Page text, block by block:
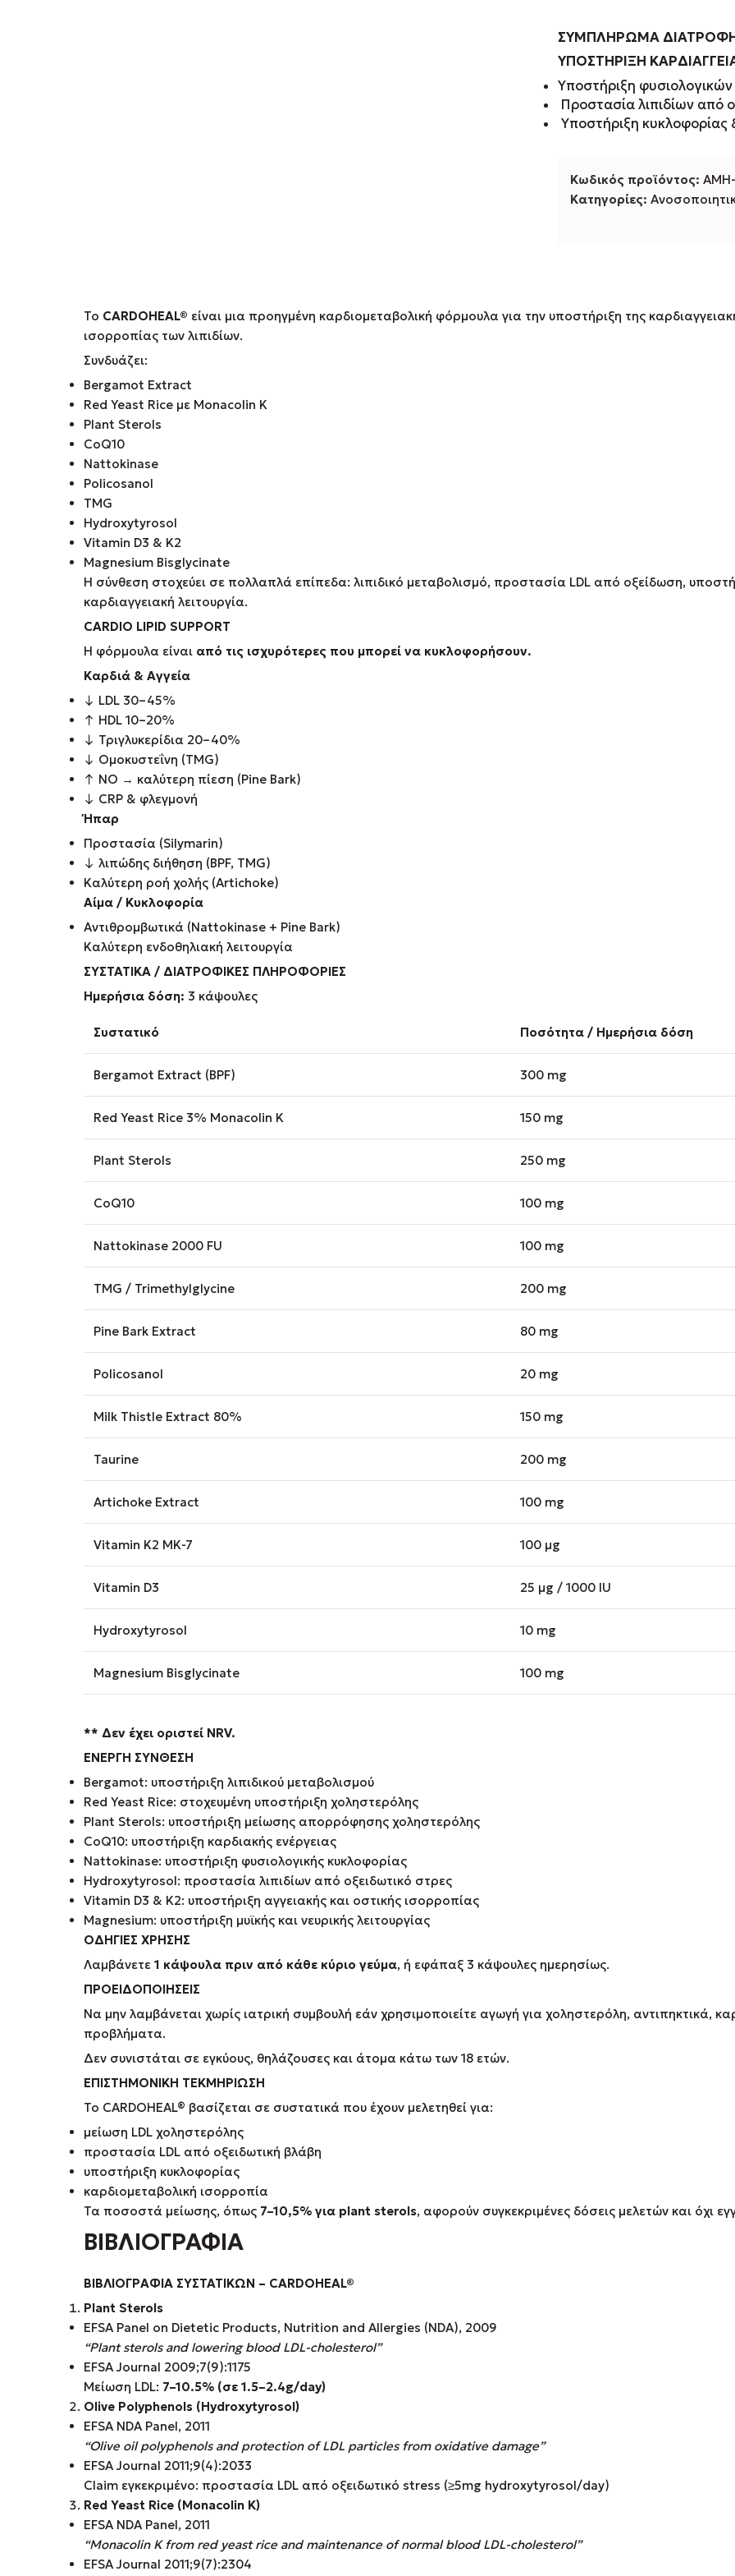
ΣΥΜΠΛΗΡΩΜΑ
ΥΠΟΣΤΗΡΙΞΗ
Υποστήριξη φυσιολογικών
Προστασία λιπιδίων από
Υποστήριξη κυκλοφορίας
Κωδικός προϊόντος:
Κατηγορίες:
Το CARDOHEAL® είναι μια προηγμένη καρδιομεταβολική φόρμουλα για την υποστήριξη της
ισορροπίας των λιπιδίων.
Συνδυάζει:
Bergamot Extract
Red Yeast Rice με Monacolin K
Plant Sterols
CoQ10
Nattokinase
Policosanol
TMG
Hydroxytyrosol
Vitamin D3 & K2
Magnesium Bisglycinate
Η σύνθεση στοχεύει σε πολλαπλά επίπεδα: λιπιδικό μεταβολισμό, προστασία LDL από οξείδωση,
καρδιαγγειακή λειτουργία.
CARDIO LIPID SUPPORT
Η φόρμουλα είναι από τις ισχυρότερες που μπορεί να κυκλοφορήσουν.
Καρδιά & Αγγεία
↓ LDL 30–45%
↑ HDL 10–20%
↓ Τριγλυκερίδια 20–40%
↓ Ομοκυστεΐνη (TMG)
↑ ΝΟ → καλύτερη πίεση (Pine Bark)
↓ CRP & φλεγμονή
Ήπαρ
Προστασία (Silymarin)
↓ λιπώδης διήθηση (BPF, TMG)
Καλύτερη ροή χολής (Artichoke)
Αίμα / Κυκλοφορία
Αντιθρομβωτικά (Nattokinase + Pine Bark)
Καλύτερη ενδοθηλιακή λειτουργία
ΣΥΣΤΑΤΙΚΑ / ΔΙΑΤΡΟΦΙΚΕΣ ΠΛΗΡΟΦΟΡΙΕΣ
Ημερήσια δόση: 3 κάψουλες
Συστατικό Ποσότητα / Ημερήσια δόση
Bergamot Extract (BPF) 300 mg
Red Yeast Rice 3% Monacolin K 150 mg
Plant Sterols 250 mg
CoQ10 100 mg
Nattokinase 2000 FU 100 mg
TMG / Trimethylglycine 200 mg
Pine Bark Extract 80 mg
Policosanol 20 mg
Milk Thistle Extract 80% 150 mg
Taurine 200 mg
Artichoke Extract 100 mg
Vitamin K2 MK-7 100 μg
Vitamin D3 25 μg / 1000 IU
Hydroxytyrosol 10 mg
Magnesium Bisglycinate 100 mg
** Δεν έχει οριστεί NRV.
ΕΝΕΡΓΗ ΣΥΝΘΕΣΗ
Bergamot: υποστήριξη λιπιδικού μεταβολισμού
Red Yeast Rice: στοχευμένη υποστήριξη χοληστερόλης
Plant Sterols: υποστήριξη μείωσης απορρόφησης χοληστερόλης
CoQ10: υποστήριξη καρδιακής ενέργειας
Nattokinase: υποστήριξη φυσιολογικής κυκλοφορίας
Hydroxytyrosol: προστασία λιπιδίων από οξειδωτικό στρες
Vitamin D3 & K2: υποστήριξη αγγειακής και οστικής ισορροπίας
Magnesium: υποστήριξη μυϊκής και νευρικής λειτουργίας
ΟΔΗΓΙΕΣ ΧΡΗΣΗΣ
Λαμβάνετε 1 κάψουλα πριν από κάθε κύριο γεύμα, ή εφάπαξ 3 κάψουλες ημερησίως.
ΠΡΟΕΙΔΟΠΟΙΗΣΕΙΣ
Να μην λαμβάνεται χωρίς ιατρική συμβουλή εάν χρησιμοποιείτε αγωγή για χοληστερόλη, αντιπηκτικά,
προβλήματα.
Δεν συνιστάται σε εγκύους, θηλάζουσες και άτομα κάτω των 18 ετών.
ΕΠΙΣΤΗΜΟΝΙΚΗ ΤΕΚΜΗΡΙΩΣΗ
Το CARDOHEAL® βασίζεται σε συστατικά που έχουν μελετηθεί για:
μείωση LDL χοληστερόλης
προστασία LDL από οξειδωτική βλάβη
υποστήριξη κυκλοφορίας
καρδιομεταβολική ισορροπία
Τα ποσοστά μείωσης, όπως 7–10,5% για plant sterols, αφορούν συγκεκριμένες δόσεις μελετών και όχι
ΒΙΒΛΙΟΓΡΑΦΙΑ
ΒΙΒΛΙΟΓΡΑΦΙΑ ΣΥΣΤΑΤΙΚΩΝ – CARDOHEAL®
Plant Sterols
EFSA Panel on Dietetic Products, Nutrition and Allergies (NDA), 2009
“Plant sterols and lowering blood LDL-cholesterol”
EFSA Journal 2009;7(9):1175
Μείωση LDL: 7–10.5% (σε1.5–2.4g/day)
Olive Polyphenols (Hydroxytyrosol)
EFSA NDA Panel, 2011
“Olive oil polyphenols and protection of LDL particles from oxidative damage”
EFSA Journal 2011;9(4):2033
Claim εγκεκριμένο: προστασία LDL από οξειδωτικό stress (≥5mg hydroxytyrosol/day)
Red Yeast Rice (Monacolin K)
EFSA NDA Panel, 2011
“Monacolin K from red yeast rice and maintenance of normal blood LDL-cholesterol”
EFSA Journal 2011;9(7):2304